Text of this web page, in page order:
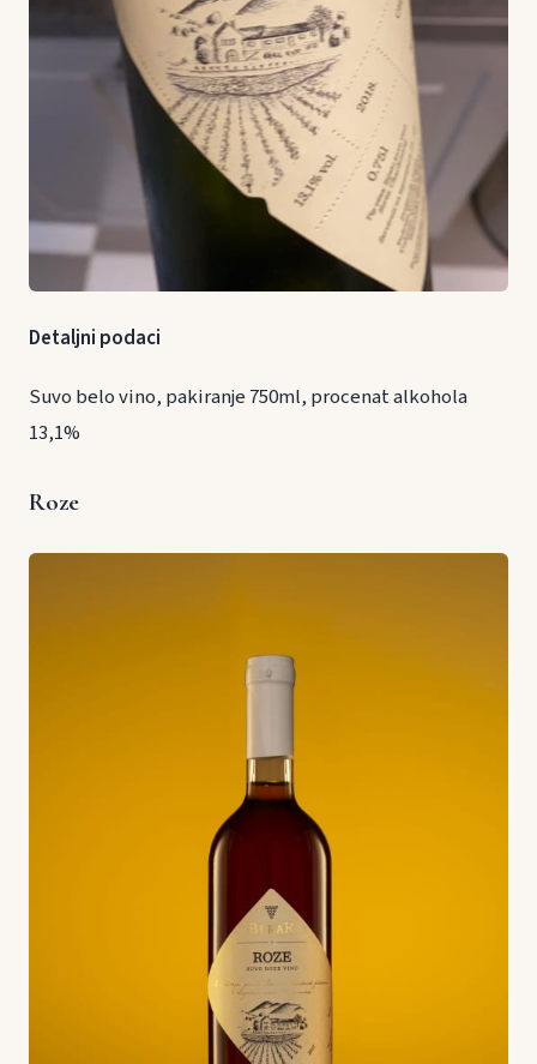
Detaljni podaci
Suvo belo vino, pakiranje 750ml, procenat alkohola
13,1%
Roze